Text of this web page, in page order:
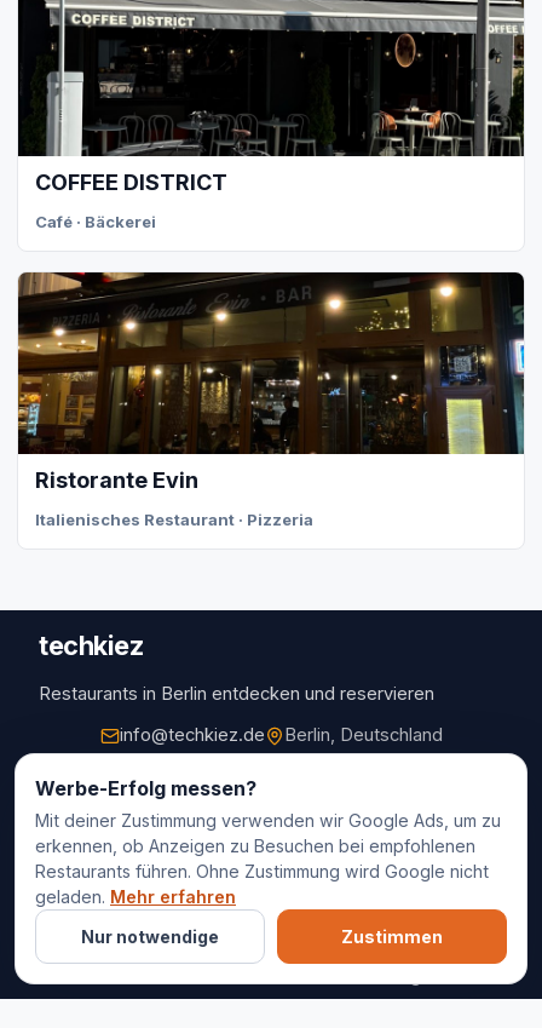
COFFEE DISTRICT
Café · Bäckerei
Ristorante Evin
Italienisches Restaurant · Pizzeria
techkiez
Restaurants in Berlin entdecken und reservieren
info@techkiez.de
Berlin, Deutschland
Restaurants
Restaurantauswahl
Für Unternehmen
Kontakt
© 2025 techkiez. Alle Rechte vorbehalten.
Werbe-Erfolg messen?
Mit deiner Zustimmung verwenden wir Google Ads, um zu
erkennen, ob Anzeigen zu Besuchen bei empfohlenen
Restaurants führen. Ohne Zustimmung wird Google nicht
geladen. Mehr erfahren
Nur notwendige
Zustimmen